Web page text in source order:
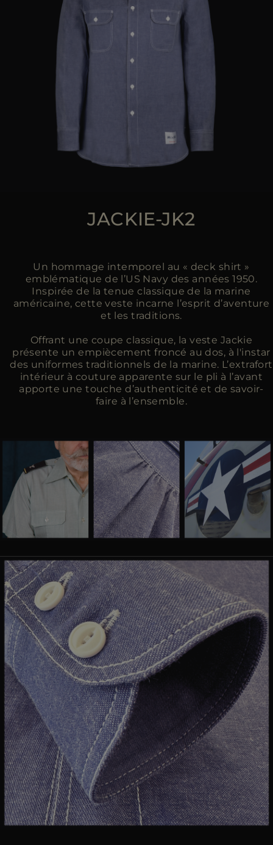
JACKIE-JK2
Un hommage intemporel au « deck shirt »
emblématique de l’US Navy des années 1950.
Inspirée de la tenue classique de la marine
américaine, cette veste incarne l’esprit d’aventure
et les traditions.
Offrant une coupe classique, la veste Jackie
présente un empiècement froncé au dos, à l'instar
des uniformes traditionnels de la marine. L’extrafort
intérieur à couture apparente sur le pli à l’avant
apporte une touche d’authenticité et de savoir-
faire à l’ensemble.